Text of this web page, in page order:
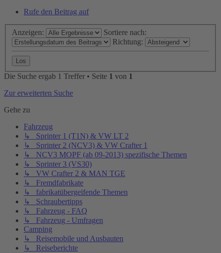
Rufe den Beitrag auf
Anzeigen:
Sortiere nach:
Richtung:
Die Suche ergab 1 Treffer • Seite 1 von 1
Zur erweiterten Suche
Gehe zu
Fahrzeug
↳ Sprinter 1 (T1N) & VW LT 2
↳ Sprinter 2 (NCV3) & VW Crafter 1
↳ NCV3 MOPF (ab 09-2013) spezifische Themen
↳ Sprinter 3 (VS30)
↳ VW Crafter 2 & MAN TGE
↳ Fremdfabrikate
↳ fabrikatübergeifende Themen
↳ Schraubertipps
↳ Fahrzeug - FAQ
↳ Fahrzeug - Umfragen
Camping
↳ Reisemobile und Ausbauten
↳ Reiseberichte